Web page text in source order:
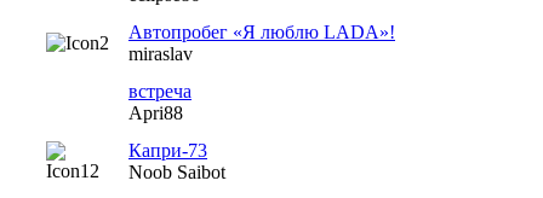
Автопробег «Я люблю LADA»!
miraslav
встреча
Apri88
Капри-73
Noob Saibot